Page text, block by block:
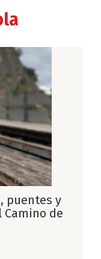
puentes y
de